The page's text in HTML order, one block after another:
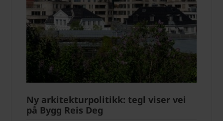
Ny arkitekturpolitikk: tegl viser vei
på Bygg Reis Deg